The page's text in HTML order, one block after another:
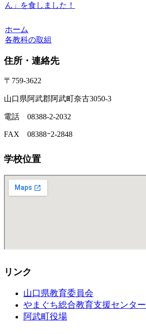
ん」を食しました！
ホーム
各教科の取組
住所・連絡先
〒759-3622
山口県阿武郡阿武町奈古3050-3
電話 08388-2-2032
FAX 08388ｰ2-2848
学校位置
リンク
山口県教育委員会
やまぐち総合教育支援センター
阿武町役場